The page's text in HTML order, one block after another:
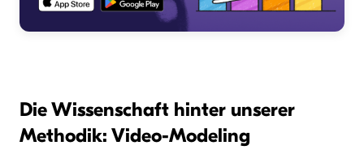
Die Wissenschaft hinter unserer
Methodik: Video-Modeling